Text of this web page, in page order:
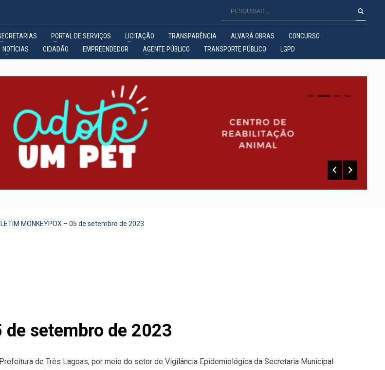
PORTAL DE SERVIÇOS LICITAÇÃO TRANSPARÊNCIA ALVARÁ OBRAS
CONCURSO
NOTÍCIAS CIDADÃO EMPREENDEDOR AGENTE PÚBLICO TRANSPORTE PÚBLICO LGPD
0 1 2
MONKEYPOX – 05 de setembro de 2023
de setembro de 2023
de Três Lagoas, por meio do setor de Vigilância Epidemiológica da Secretaria Municipal